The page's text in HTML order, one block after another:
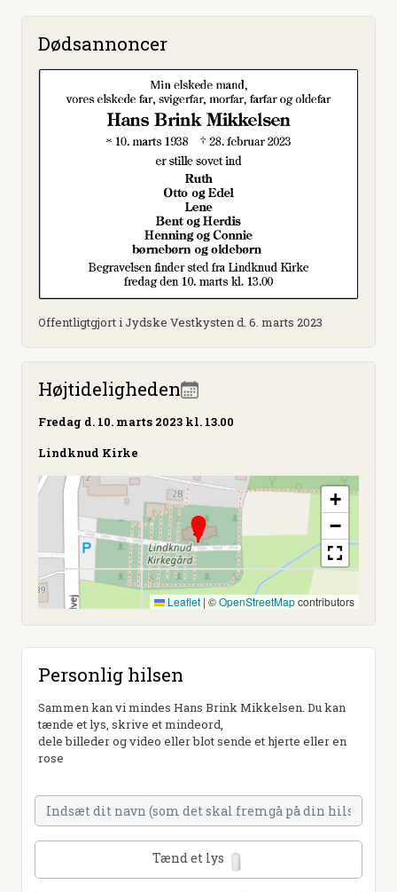
Dødsannoncer
Offentligtgjort i Jydske Vestkysten d. 6. marts 2023
Højtideligheden
Fredag d. 10. marts 2023 kl. 13.00
Lindknud Kirke
+
−
Leaflet | ©OpenStreetMapcontributors
Personlig hilsen
Sammen kan vi mindes Hans Brink Mikkelsen. Du kan
tænde et lys, skrive et mindeord,
dele billeder og video eller blot sende et hjerte eller en
rose
Tænd et lys